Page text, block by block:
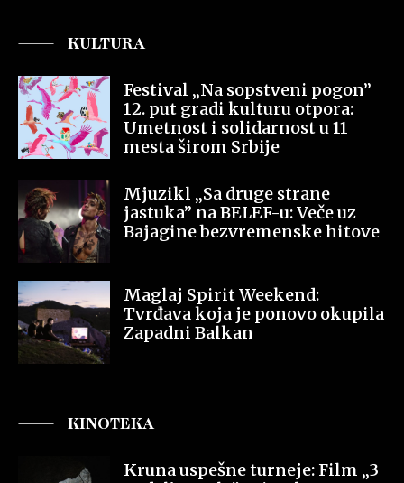
KULTURA
Festival „Na sopstveni pogon”
12. put gradi kulturu otpora:
Umetnost i solidarnost u 11
mesta širom Srbije
Mjuzikl „Sa druge strane
jastuka” na BELEF-u: Veče uz
Bajagine bezvremenske hitove
Maglaj Spirit Weekend:
Tvrđava koja je ponovo okupila
Zapadni Balkan
KINOTEKA
Kruna uspešne turneje: Film „3